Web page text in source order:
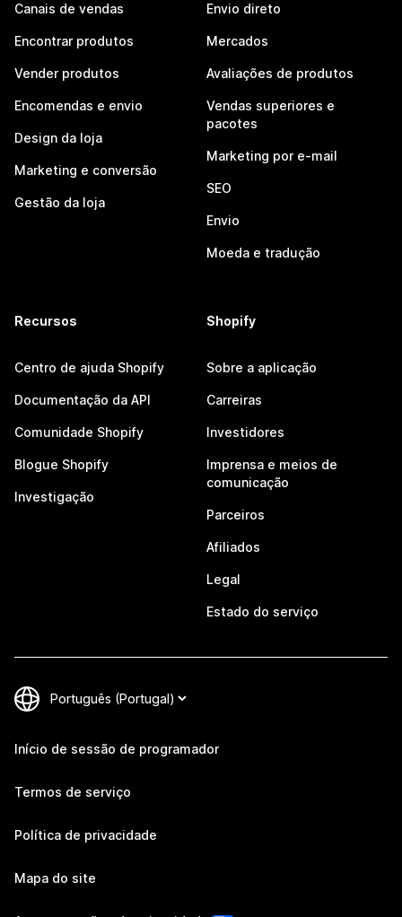
Canais de vendas
Encontrar produtos
Vender produtos
Encomendas e envio
Design da loja
Marketing e conversão
Gestão da loja
Envio direto
Mercados
Avaliações de produtos
Vendas superiores e
pacotes
Marketing por e-mail
SEO
Envio
Moeda e tradução
Recursos
Centro de ajuda Shopify
Documentação da API
Comunidade Shopify
Blogue Shopify
Investigação
Shopify
Sobre a aplicação
Carreiras
Investidores
Imprensa e meios de
comunicação
Parceiros
Afiliados
Legal
Estado do serviço
Início de sessão de programador
Termos de serviço
Política de privacidade
Mapa do site